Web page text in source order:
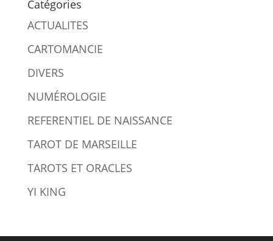
Catégories
ACTUALITES
CARTOMANCIE
DIVERS
NUMÉROLOGIE
REFERENTIEL DE NAISSANCE
TAROT DE MARSEILLE
TAROTS ET ORACLES
YI KING